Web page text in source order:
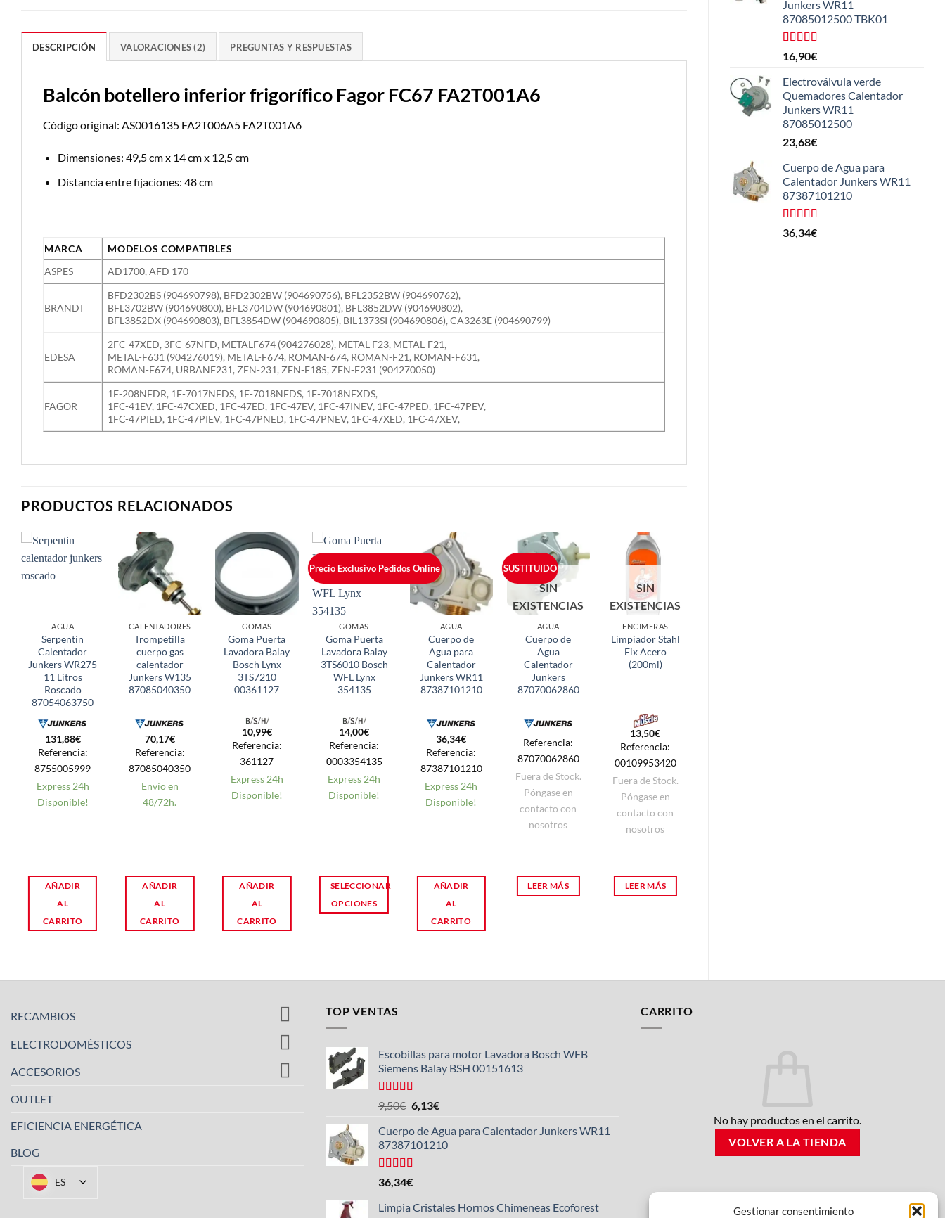
Gestionar consentimiento
Junkers WR11
87085012500 TBK01
Valorado
con
de 5
16,90€
Electroválvula verde
Quemadores Calentador
Junkers WR11
87085012500
23,68€
Cuerpo de Agua para
Calentador Junkers WR11
87387101210
Valorado
con
36,34€
DESCRIPCIÓN VALORACIONES (2) PREGUNTAS Y RESPUESTAS
Balcón botellero inferior frigorífico Fagor FC67 FA2T001A6
Código original: AS0016135 FA2T006A5 FA2T001A6
Dimensiones: 49,5 cm x 14 cm x 12,5 cm
Distancia entre fijaciones: 48 cm
MARCA
MODELOS COMPATIBLES
ASPES
AD1700, AFD 170
BRANDT
BFD2302BS (904690798), BFD2302BW (904690756), BFL2352BW (904690762),
BFL3702BW (904690800), BFL3704DW (904690801), BFL3852DW (904690802),
BFL3852DX (904690803), BFL3854DW (904690805), BIL1373SI (904690806), CA3263E (904690799)
EDESA
2FC-47XED, 3FC-67NFD, METALF674 (904276028), METAL F23, METAL-F21,
METAL-F631 (904276019), METAL-F674, ROMAN-674, ROMAN-F21, ROMAN-F631,
ROMAN-F674, URBANF231, ZEN-231, ZEN-F185, ZEN-F231 (904270050)
FAGOR
1F-208NFDR, 1F-7017NFDS, 1F-7018NFDS, 1F-7018NFXDS,
1FC-41EV, 1FC-47CXED, 1FC-47ED, 1FC-47EV, 1FC-47INEV, 1FC-47PED, 1FC-47PEV,
1FC-47PIED, 1FC-47PIEV, 1FC-47PNED, 1FC-47PNEV, 1FC-47XED, 1FC-47XEV,
PRODUCTOS RELACIONADOS
AGUA
Serpentín
Calentador
Junkers WR275
11 Litros
Roscado
87054063750
131,88€
Referencia:
8755005999
Express 24h
Disponible!
AÑADIR
AL
CARRITO
CALENTADORES
Trompetilla
cuerpo gas
calentador
Junkers W135
87085040350
70,17€
Referencia:
87085040350
Envío en
48/72h.
AÑADIR
AL
CARRITO
GOMAS
Goma Puerta
Lavadora Balay
Bosch Lynx
3TS7210
00361127
10,99€
Referencia:
361127
Express 24h
Disponible!
AÑADIR
AL
CARRITO
Precio Exclusivo Pedidos Online
GOMAS
Goma Puerta
Lavadora Balay
3TS6010 Bosch
WFL Lynx
354135
14,00€
Referencia:
0003354135
Express 24h
Disponible!
SELECCIONAR
OPCIONES
Las
se
pueden
elegir
página
de
producto
AGUA
Cuerpo de
Agua para
Calentador
Junkers WR11
87387101210
36,34€
Referencia:
87387101210
Express 24h
Disponible!
AÑADIR
AL
CARRITO
SUSTITUIDO
SIN
EXISTENCIAS
AGUA
Cuerpo de
Agua
Calentador
Junkers
87070062860
Referencia:
87070062860
Fuera de Stock.
Póngase en
contacto con
nosotros
LEER MÁS
SIN
EXISTENCIAS
ENCIMERAS
Limpiador Stahl
Fix Acero
(200ml)
13,50€
Referencia:
00109953420
Fuera de Stock.
Póngase en
contacto con
nosotros
LEER MÁS
RECAMBIOS
ELECTRODOMÉSTICOS
ACCESORIOS
OUTLET
EFICIENCIA ENERGÉTICA
BLOG
ES
TOP VENTAS
Escobillas para motor Lavadora Bosch WFB
Siemens Balay BSH 00151613
Valorado
con
de
5
9,50€ El
original
era:
9,50€.
6,13€El
actual
es:
Cuerpo de Agua para Calentador Junkers WR11
87387101210
Valorado
con
de 5
36,34€
Limpia Cristales Hornos Chimeneas Ecoforest
CARRITO
No hay productos en el carrito.
VOLVER A LA TIENDA